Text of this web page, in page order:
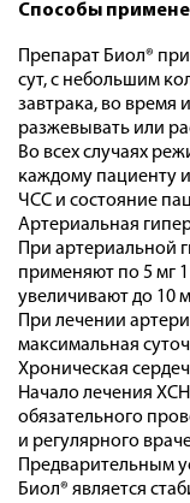
Способы
Препарат Биол®
сут, с небольшим
завтрака, во время
разжевывать или
Во всех случаях
каждому пациенту
ЧСС и состояние
Артериальная
При артериальной
применяют по 5 мг
увеличивают до 10
При лечении
максимальная
Хроническая
Начало лечения
обязательного
и регулярного
Предварительным
Биол® является